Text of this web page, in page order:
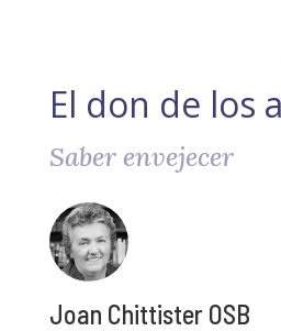
El don de los
Saber envejecer
Joan Chittister OSB